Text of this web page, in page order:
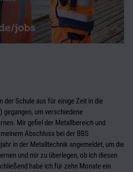
der Schule aus für einige Zeit in die
gegangen, um verschiedene
Mir gefiel der Metallbereich und
Abschluss bei der BBS
in der Metalltechnik angemeldet, um die
und mir zu überlegen, ob ich diesen
habe ich für zehn Monate ein